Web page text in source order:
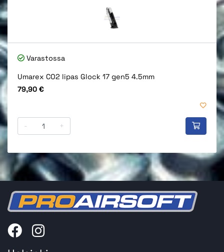
Varastossa
Umarex CO2 lipas Glock 17 gen5 4.5mm
Hinta
79,90 €
- +